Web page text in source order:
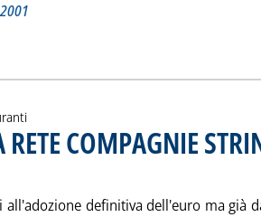
PROVINCIALI E REGIONALI
alla notizia
RETE COMPAGNIE
all'adozione definitiva dell'euro ma già